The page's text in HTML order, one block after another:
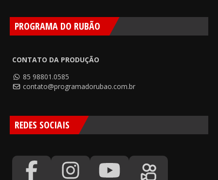
PROGRAMA DO RUBÃO
CONTATO DA PRODUÇÃO
85 98801.0585
contato@programadorubao.com.br
REDES SOCIAIS